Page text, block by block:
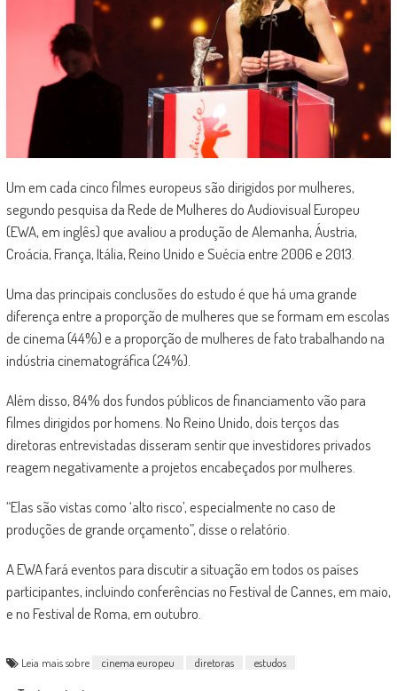
Um em cada cinco filmes europeus são dirigidos por mulheres,
segundo pesquisa da Rede de Mulheres do Audiovisual Europeu
(EWA, em inglês) que avaliou a produção de Alemanha, Áustria,
Croácia, França, Itália, Reino Unido e Suécia entre 2006 e 2013.
Uma das principais conclusões do estudo é que há uma grande
diferença entre a proporção de mulheres que se formam em escolas
de cinema (44%) e a proporção de mulheres de fato trabalhando na
indústria cinematográfica (24%).
Além disso, 84% dos fundos públicos de financiamento vão para
filmes dirigidos por homens. No Reino Unido, dois terços das
diretoras entrevistadas disseram sentir que investidores privados
reagem negativamente a projetos encabeçados por mulheres.
“Elas são vistas como ‘alto risco’, especialmente no caso de
produções de grande orçamento”, disse o relatório.
A EWA fará eventos para discutir a situação em todos os países
participantes, incluindo conferências no Festival de Cannes, em maio,
e no Festival de Roma, em outubro.
Leia mais sobre cinema europeu diretoras estudos